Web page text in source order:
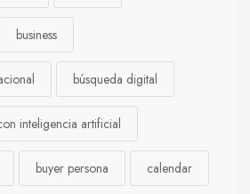
business
búsqueda digital
inteligencia artificial
buyer persona calendar